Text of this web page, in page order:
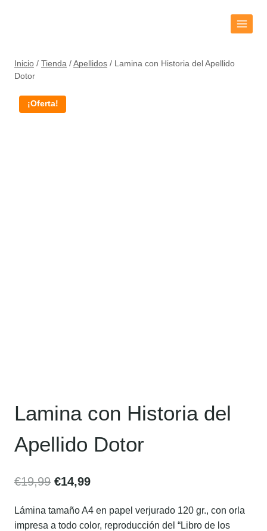
Inicio / Tienda / Apellidos / Lamina con Historia del Apellido
Dotor
¡Oferta!
Lamina con Historia del
Apellido Dotor
€19,99 €14,99
Lámina tamaño A4 en papel verjurado 120 gr., con orla
impresa a todo color, reproducción del “Libro de los